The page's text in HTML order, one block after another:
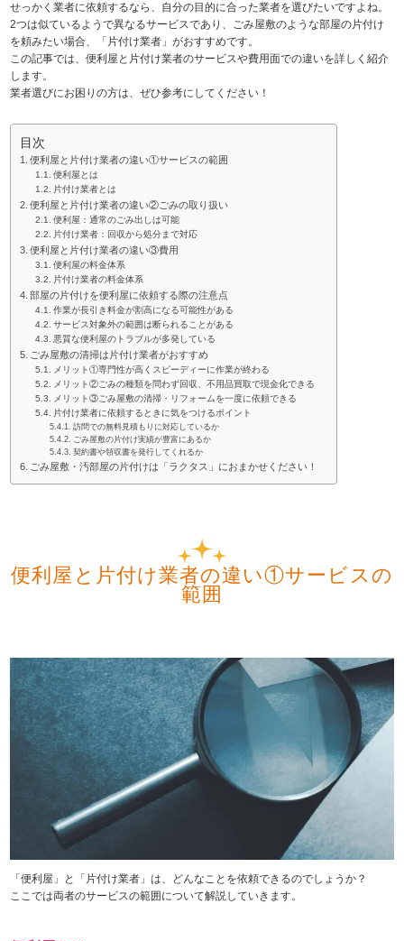
せっかく業者に依頼するなら、自分の目的に合った業者を選びたいですよね。
2つは似ているようで異なるサービスであり、ごみ屋敷のような部屋の片付け
を頼みたい場合、「片付け業者」がおすすめです。
この記事では、便利屋と片付け業者のサービスや費用面での違いを詳しく紹介
します。
業者選びにお困りの方は、ぜひ参考にしてください！
目次
便利屋と片付け業者の違い①サービスの範囲
便利屋とは
片付け業者とは
便利屋と片付け業者の違い②ごみの取り扱い
便利屋：通常のごみ出しは可能
片付け業者：回収から処分まで対応
便利屋と片付け業者の違い③費用
便利屋の料金体系
片付け業者の料金体系
部屋の片付けを便利屋に依頼する際の注意点
作業が長引き料金が割高になる可能性がある
サービス対象外の範囲は断られることがある
悪質な便利屋のトラブルが多発している
ごみ屋敷の清掃は片付け業者がおすすめ
メリット①専門性が高くスピーディーに作業が終わる
メリット②ごみの種類を問わず回収、不用品買取で現金化できる
メリット③ごみ屋敷の清掃・リフォームを一度に依頼できる
片付け業者に依頼するときに気をつけるポイント
訪問での無料見積もりに対応しているか
ごみ屋敷の片付け実績が豊富にあるか
契約書や領収書を発行してくれるか
ごみ屋敷・汚部屋の片付けは「ラクタス」におまかせください！
便利屋と片付け業者の違い①サービスの
範囲
「便利屋」と「片付け業者」は、どんなことを依頼できるのでしょうか？
ここでは両者のサービスの範囲について解説していきます。